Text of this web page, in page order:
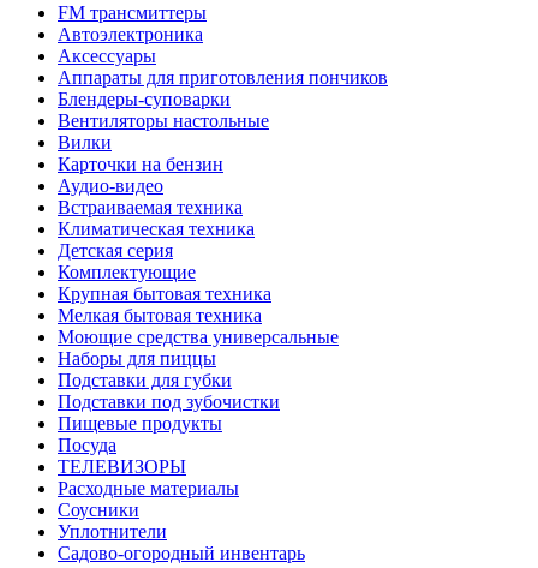
FM трансмиттеры
Автоэлектроника
Аксессуары
Аппараты для приготовления пончиков
Блендеры-суповарки
Вентиляторы настольные
Вилки
Карточки на бензин
Аудио-видео
Встраиваемая техника
Климатическая техника
Детская серия
Комплектующие
Крупная бытовая техника
Мелкая бытовая техника
Моющие средства универсальные
Наборы для пиццы
Подставки для губки
Подставки под зубочистки
Пищевые продукты
Посуда
ТЕЛЕВИЗОРЫ
Расходные материалы
Соусники
Уплотнители
Садово-огородный инвентарь